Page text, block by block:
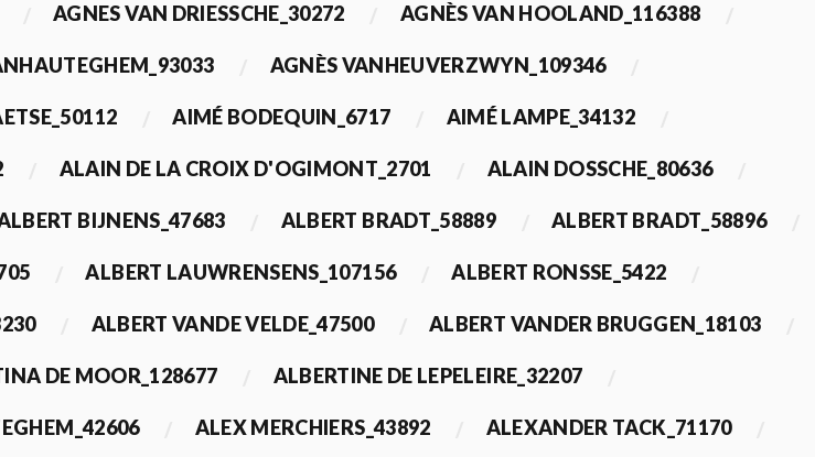
AGNES VAN DRIESSCHE_30272 AGNÈS VAN HOOLAND_116388
AGNÈS VANHEUVERZWYN_109346
AIMÉ BODEQUIN_6717 AIMÉ LAMPE_34132
ALAIN DE LA CROIX D'OGIMONT_2701 ALAIN DOSSCHE_80636
BIJNENS_47683 ALBERT BRADT_58889 ALBERT BRADT_58896
ALBERT LAUWRENSENS_107156 ALBERT RONSSE_5422
ALBERT VANDE VELDE_47500 ALBERT VANDER BRUGGEN_18103
DE MOOR_128677 ALBERTINE DE LEPELEIRE_32207
ALEX MERCHIERS_43892 ALEXANDER TACK_71170